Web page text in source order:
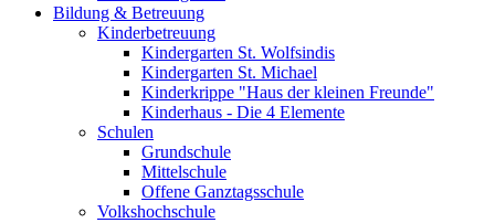
Bildung & Betreuung
Kinderbetreuung
Kindergarten St. Wolfsindis
Kindergarten St. Michael
Kinderkrippe "Haus der kleinen Freunde"
Kinderhaus - Die 4 Elemente
Schulen
Grundschule
Mittelschule
Offene Ganztagsschule
Volkshochschule